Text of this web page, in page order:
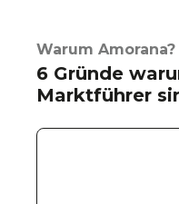
Warum Amorana?
6 Gründe
Marktführer